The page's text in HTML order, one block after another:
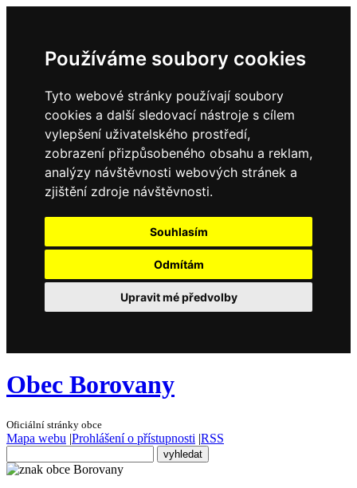
Používáme soubory cookies
Tyto webové stránky používají soubory
cookies a další sledovací nástroje s cílem
vylepšení uživatelského prostředí,
zobrazení přizpůsobeného obsahu a reklam,
analýzy návštěvnosti webových stránek a
zjištění zdroje návštěvnosti.
Souhlasím
Odmítám
Upravit mé předvolby
Obec Borovany
Oficiální stránky obce
Mapa webu |Prohlášení o přístupnosti |RSS